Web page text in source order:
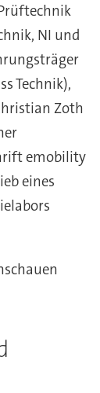
NI und
Technik),
Zoth
emobility
eines